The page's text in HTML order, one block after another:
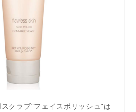
クラブ”フェイスポリッシュ”は